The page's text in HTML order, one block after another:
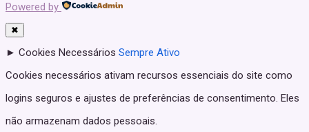
Powered by
✖
► Cookies Necessários Sempre Ativo
Cookies necessários ativam recursos essenciais do site como
logins seguros e ajustes de preferências de consentimento. Eles
não armazenam dados pessoais.